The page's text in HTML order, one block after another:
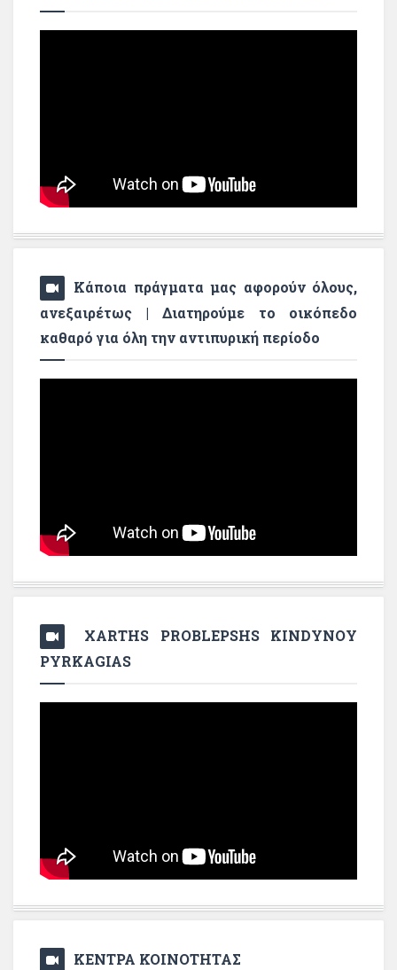
Κάποια πράγματα μας αφορούν όλους,
ανεξαιρέτως | Διατηρούμε το οικόπεδο
καθαρό για όλη την αντιπυρική περίοδο
XARTHS PROBLEPSHS KINDYNOY
PYRKAGIAS
ΚΕΝΤΡΑ ΚΟΙΝΟΤΗΤΑΣ